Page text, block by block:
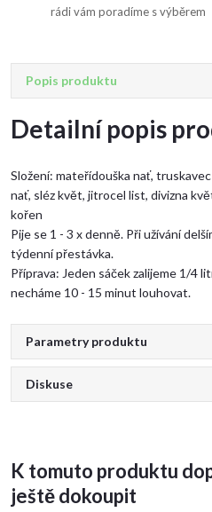
rádi vám poradíme s výběrem
Popis produktu
Detailní popis
Složení: mateřídouška nať,
nať, sléz květ, jitrocel list, divizna
kořen
Pije se 1 - 3 x denně. Při užívání
týdenní přestávka.
Příprava: Jeden sáček zalijeme 1/4
necháme 10 - 15 minut louhovat.
Parametry produktu
Diskuse
K tomuto produktu
ještě dokoupit